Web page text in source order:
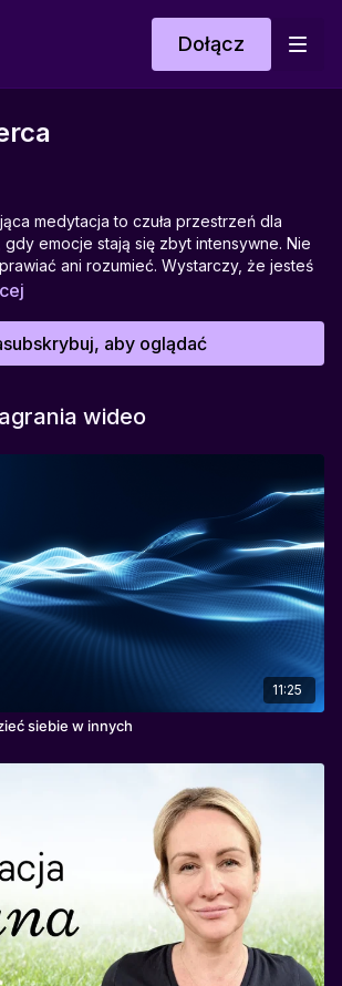
Dołącz
medytacja to czuła przestrzeń dla
emocje stają się zbyt intensywne. Nie
ani rozumieć. Wystarczy, że jesteś
z tym, co właśnie czujesz.
by mogły spokojnie przepłynąć. To
która nie wymaga siły – tylko obecności.
spokoju, ukochaniu siebie w trudnych
wewnętrznego poczucia
aby oglądać
wideo
11:25
siebie w innych